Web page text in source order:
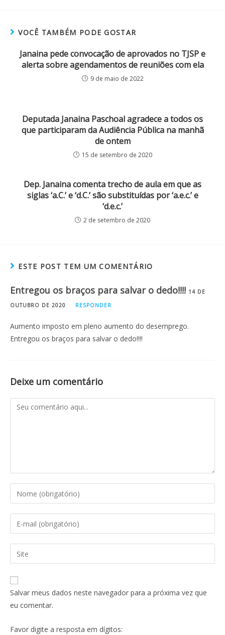
VOCÊ TAMBÉM PODE GOSTAR
Janaina pede convocação de aprovados no TJSP e
alerta sobre agendamentos de reuniões com ela
9 de maio de 2022
Deputada Janaina Paschoal agradece a todos os
que participaram da Audiência Pública na manhã
de ontem
15 de setembro de 2020
Dep. Janaina comenta trecho de aula em que as
siglas ‘a.C.’ e ‘d.C.’ são substituídas por ‘a.e.c.’ e
‘d.e.c.’
2 de setembro de 2020
ESTE POST TEM UM COMENTÁRIO
Entregou os braços para salvar o dedo!!!! 14 DE
OUTUBRO DE 2020
RESPONDER
Aumento imposto em pleno aumento do desemprego.
Entregou os braços para salvar o dedo!!!!
Deixe um comentário
Salvar meus dados neste navegador para a próxima vez que
eu comentar.
Favor digite a resposta em dígitos: